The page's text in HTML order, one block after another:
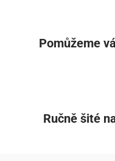
Pomůžeme
Ručně šité